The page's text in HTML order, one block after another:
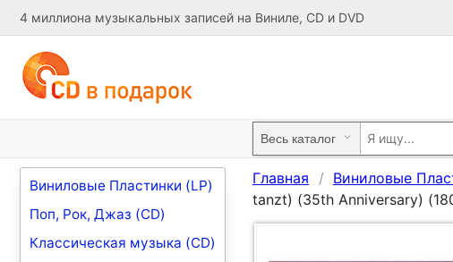
4 миллиона музыкальных записей на Виниле, CD и DVD
Виниловые Пластинки (LP)
Поп, Рок, Джаз (CD)
Классическая музыка (CD)
Главная Виниловые
tanzt) (35th Anniversary)